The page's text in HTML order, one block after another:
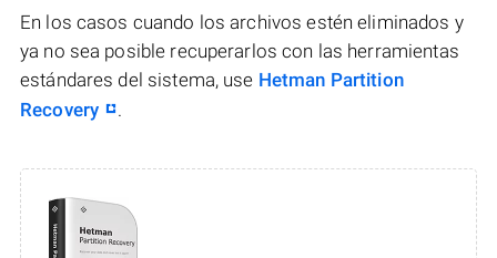
En los casos cuando los archivos estén eliminados y
ya no sea posible recuperarlos con las herramientas
estándares del sistema, use Hetman Partition
Recovery
.